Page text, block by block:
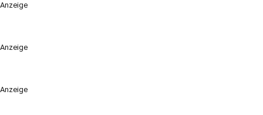
Anzeige
Anzeige
Anzeige